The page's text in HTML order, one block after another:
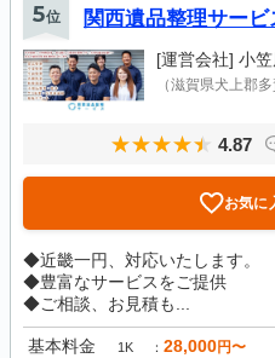
5位 関西遺品整理サービ
[運営会社] 小
（滋賀県犬上郡
4.87
お気に
◆近畿一円、対応いたします。
◆豊富なサービスをご提供
◆ご相談、お見積も...
基本料金 1K 28,000円〜